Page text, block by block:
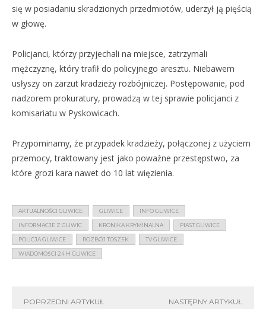
się w posiadaniu skradzionych przedmiotów, uderzył ją pięścią
w głowę.
Policjanci, którzy przyjechali na miejsce, zatrzymali
mężczyznę, który trafił do policyjnego aresztu. Niebawem
usłyszy on zarzut kradzieży rozbójniczej. Postępowanie, pod
nadzorem prokuratury, prowadzą w tej sprawie policjanci z
komisariatu w Pyskowicach.
Przypominamy, że przypadek kradzieży, połączonej z użyciem
przemocy, traktowany jest jako poważne przestępstwo, za
które grozi kara nawet do 10 lat więzienia.
AKTUALNOŚCI GLIWICE GLIWICE INFO GLIWICE
INFORMACJE Z GLIWIC KRONIKA KRYMINALNA PIAST GLIWICE
POLICJA GLIWICE ROZBÓJ TOSZEK TV GLIWICE
WIADOMOŚCI 24 H GLIWICE
POPRZEDNI ARTYKUŁ NASTĘPNY ARTYKUŁ